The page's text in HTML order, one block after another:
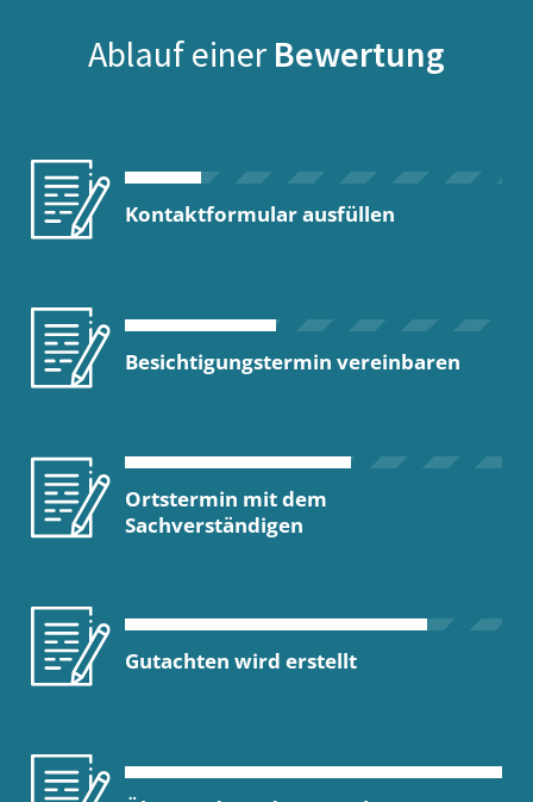
Ablauf einer Bewertung
Kontaktformular ausfüllen
Besichtigungstermin vereinbaren
Ortstermin mit dem
Sachverständigen
Gutachten wird erstellt